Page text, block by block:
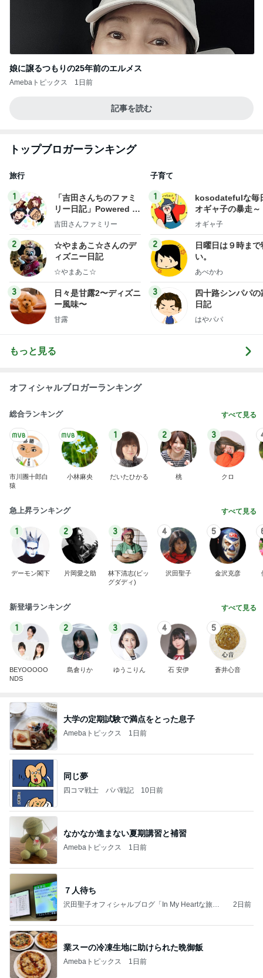
娘に譲るつもりの25年前のエルメス
Amebaトピックス 1日前
記事を読む
トップブロガーランキング
旅行
1
「吉田さんちのファミ
リー日記」Powered b
y Ameba 吉田さんファ
ログ
吉田さんファミリー
2
☆やまあこ☆さんのデ
ィズニー日記
☆やまあこ☆
3
日々是甘露2〜ディズニ
ー風味〜
甘露
子育て
1
kosodatefulな毎
オギャ子の暴走～
オギャ子
2
日曜日は９時まで
い。
あべかわ
3
四十路シンパパの
日記
はやパパ
もっと見る
オフィシャルブロガーランキング
総合ランキング すべて見る
市川團十郎白
猿
小林麻央
1
だいたひかる
2
桃
3
クロ
急上昇ランキング すべて見る
1
デーモン閣下
2
片岡愛之助
3
林下清志(ビッ
グダディ)
4
沢田聖子
5
金沢克彦
新登場ランキング すべて見る
1
BEYOOOOO
NDS
2
島倉りか
3
ゆうこりん
4
石 安伊
5
蒼井心音
大学の定期試験で満点をとった息子
Amebaトピックス 1日前
同じ夢
四コマ戦士 パパ戦記 10日前
なかなか進まない夏期講習と補習
Amebaトピックス 1日前
７人待ち
沢田聖子オフィシャルブログ「In My Heartな旅日
2日前
業スーの冷凍生地に助けられた晩御飯
Amebaトピックス 1日前